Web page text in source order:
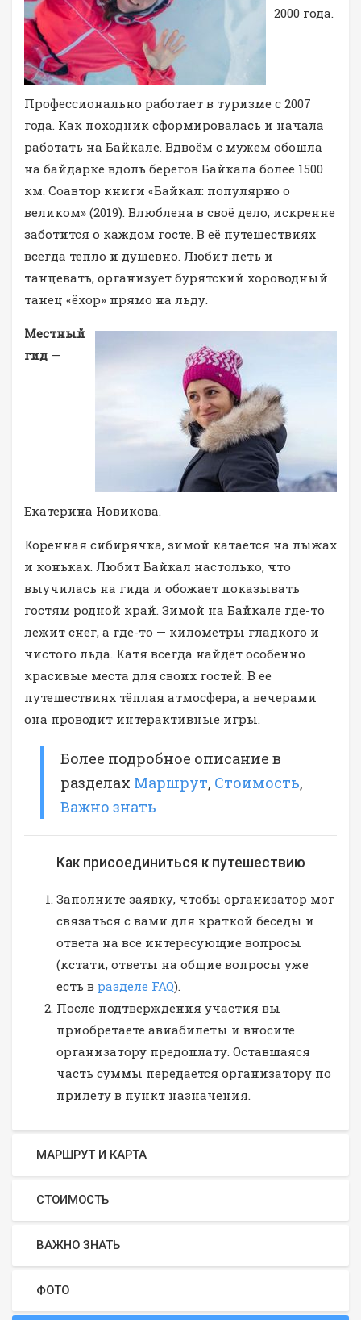
2000 года.
Профессионально работает в туризме с 2007
года. Как походник сформировалась и начала
работать на Байкале. Вдвоём с мужем обошла
на байдарке вдоль берегов Байкала более 1500
км. Соавтор книги «Байкал: популярно о
великом» (2019). Влюблена в своё дело, искренне
заботится о каждом госте. В её путешествиях
всегда тепло и душевно. Любит петь и
танцевать, организует бурятский хороводный
танец «ёхор» прямо на льду.
Местный
гид —
Екатерина Новикова.
Коренная сибирячка, зимой катается на лыжах
и коньках. Любит Байкал настолько, что
выучилась на гида и обожает показывать
гостям родной край. Зимой на Байкале где-то
лежит снег, а где-то — километры гладкого и
чистого льда. Катя всегда найдёт особенно
красивые места для своих гостей. В ее
путешествиях тёплая атмосфера, а вечерами
она проводит интерактивные игры.
Более подробное описание в
разделах Маршрут, Стоимость,
Важно знать
Как присоединиться к путешествию
Заполните заявку, чтобы организатор мог
связаться с вами для краткой беседы и
ответа на все интересующие вопросы
(кстати, ответы на общие вопросы уже
есть в разделе FAQ).
После подтверждения участия вы
приобретаете авиабилеты и вносите
организатору предоплату. Оставшаяся
часть суммы передается организатору по
прилету в пункт назначения.
МАРШРУТ И КАРТА
СТОИМОСТЬ
ВАЖНО ЗНАТЬ
ФОТО